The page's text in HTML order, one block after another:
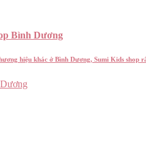
Bình Dương
hiệu khác ở Bình Dương, Sumi Kids shop